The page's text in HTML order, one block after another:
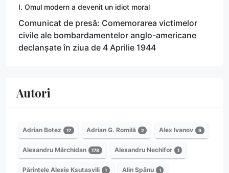
I. Omul modern a devenit un idiot moral
Comunicat de presă: Comemorarea victimelor
civile ale bombardamentelor anglo-americane
declanșate în ziua de 4 Aprilie 1944
Autori
Adrian Botez 17 Adrian G. Romilă 2 Alex Ivanov 9
Alexandru Mărchidan 178 Alexandru Nechifor 1
Părintele Alexie Ksutasvili 1 Alin Spânu 1